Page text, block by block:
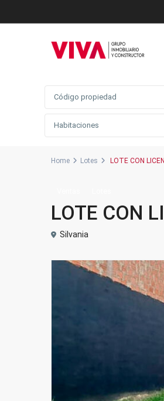
Habitaciones
Home Lotes LOTE CON
LOTE CON
Silvania